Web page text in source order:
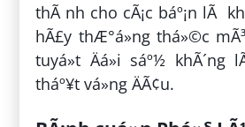
thÃ nh cho cÃ¡c báº¡n lÃ
hÃ£y thÆ°á»ng thá»©c
tuyá»t Äá»i sáº½ khÃ´ng
tháº¥t vá»ng ÄÃ¢u.